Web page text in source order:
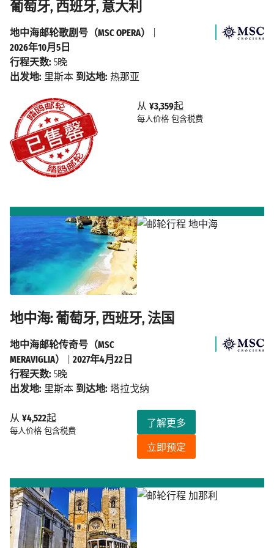
葡萄牙, 西班牙, 意大利
从 ¥3,359起
每人价格 包含税费
地中海邮轮歌剧号（MSC OPERA）
2026年10月5日
行程天数: 5晚
出发地: 里斯本 到达地: 热那亚
地中海: 葡萄牙, 西班牙, 法国
从 ¥4,522起
每人价格 包含税费
了解更多
立即预定
地中海邮轮传奇号（MSC
MERAVIGLIA）
2027年4月22日
行程天数: 5晚
出发地: 里斯本 到达地: 塔拉戈纳